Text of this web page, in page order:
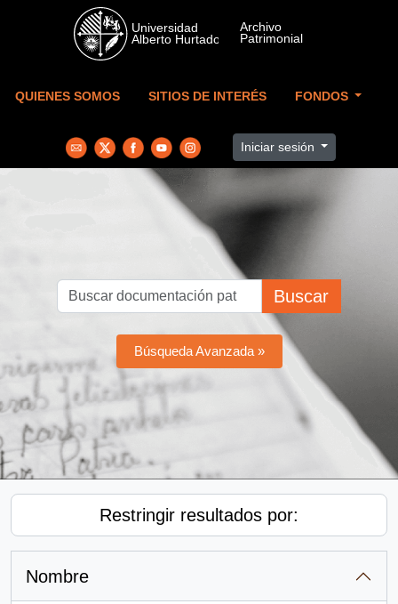
Skip to main content
QUIENES SOMOS SITIOS DE INTERÉS FONDOS
Iniciar sesión
Buscar
Búsqueda Avanzada »
Restringir resultados por:
Nombre